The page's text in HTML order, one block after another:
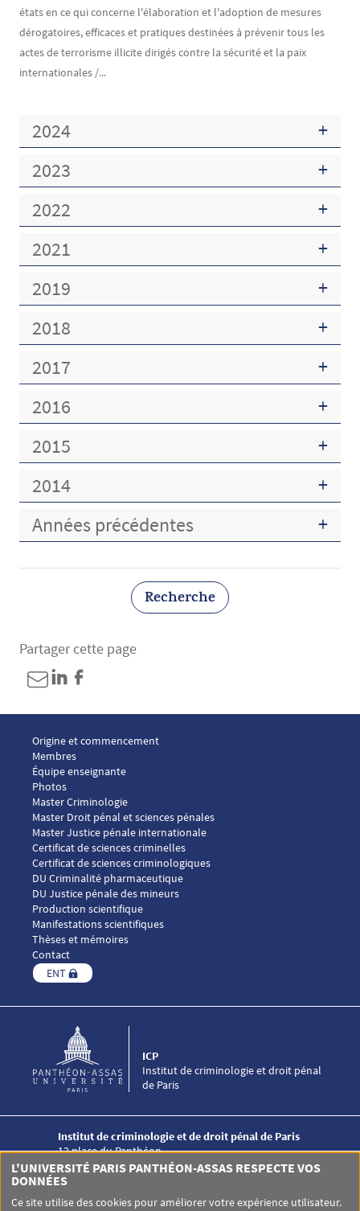
états en ce qui concerne l'élaboration et l'adoption de mesures
dérogatoires, efficaces et pratiques destinées à prévenir tous les
actes de terrorisme illicite dirigés contre la sécurité et la paix
internationales /...
2024
2023
2022
2021
2019
2018
2017
2016
2015
2014
Années précédentes
Recherche
Partager cette page
Menu footer ICP 1
Origine et commencement
Membres
Équipe enseignante
Photos
Menu footer ICP 2
Master Criminologie
Master Droit pénal et sciences pénales
Master Justice pénale internationale
Menu footer ICP 3
Certificat de sciences criminelles
Certificat de sciences criminologiques
DU Criminalité pharmaceutique
DU Justice pénale des mineurs
Menu footer ICP 4
Production scientifique
Manifestations scientifiques
Thèses et mémoires
Contact
ENT
Institut de criminologie et droit pénal
de Paris
ICP
Institut de criminologie et de droit pénal de Paris
12 place du Panthéon
75005 PARIS
+33 (0)1 44 41 50 00
L'UNIVERSITÉ PARIS PANTHÉON-ASSAS RESPECTE VOS
DONNÉES
Ce site utilise des cookies pour améliorer votre expérience utilisateur.